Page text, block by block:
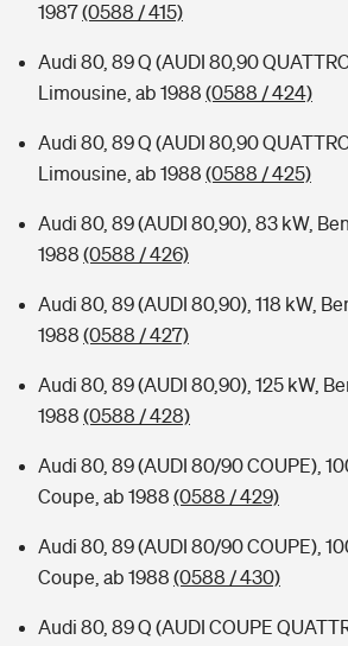
1987(0588 / 415)
Audi 80, 89 Q (AUDI 80,90
Limousine, ab 1988 (0588 / 424)
Audi 80, 89 Q (AUDI 80,90
Limousine, ab 1988 (0588 / 425)
Audi 80, 89 (AUDI 80,90), 83 kW,
1988 (0588 / 426)
Audi 80, 89 (AUDI 80,90), 118 kW,
1988 (0588 / 427)
Audi 80, 89 (AUDI 80,90), 125 kW,
1988 (0588 / 428)
Audi 80, 89 (AUDI 80/90 COUPE),
Coupe, ab 1988 (0588 / 429)
Audi 80, 89 (AUDI 80/90 COUPE),
Coupe, ab 1988 (0588 / 430)
Audi 80, 89 Q (AUDI COUPE